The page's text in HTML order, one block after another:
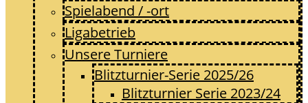
Spielabend / -ort
Ligabetrieb
Unsere Turniere
Blitzturnier-Serie 2025/26
Blitzturnier Serie 2023/24